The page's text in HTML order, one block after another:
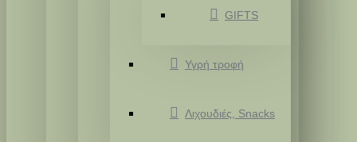
GIFTS
Υγρή τροφή
Λιχουδιές, Snacks